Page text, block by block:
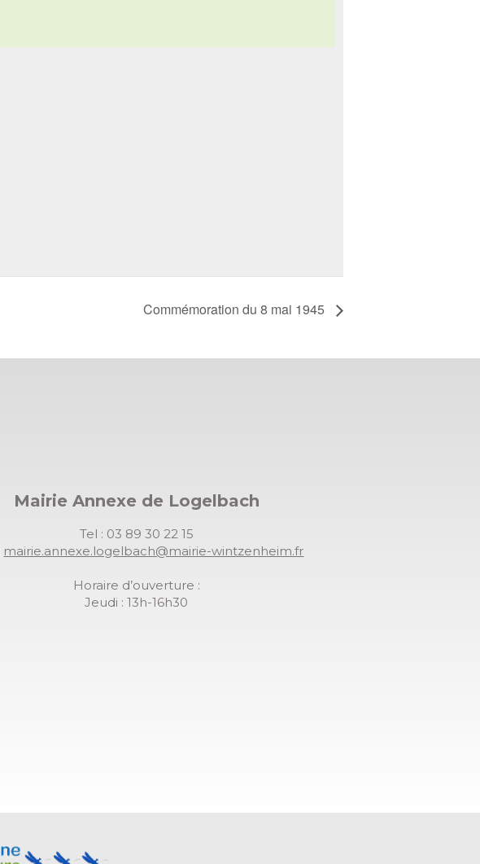
Commémoration du 8 mai 1945
Mairie Annexe de Logelbach
Tel : 03 89 30 22 15
mairie.annexe.logelbach@mairie-wintzenheim.fr
Horaire d’ouverture :
Jeudi : 13h-16h30